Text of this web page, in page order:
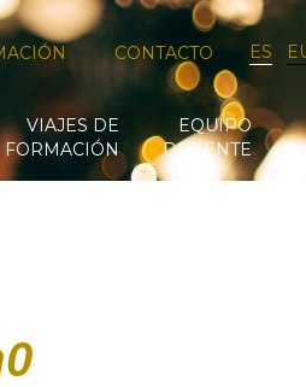
CONTACTO ES
VIAJES DE
FORMACIÓN
EQUIPO
DOCENTE